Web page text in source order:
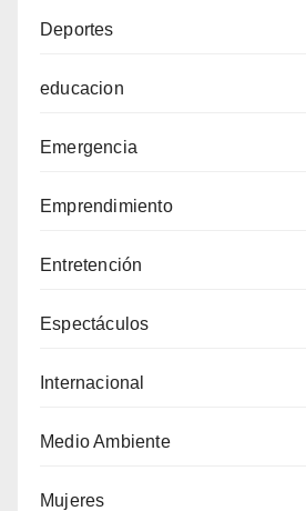
Deportes
educacion
Emergencia
Emprendimiento
Entretención
Espectáculos
Internacional
Medio Ambiente
Mujeres